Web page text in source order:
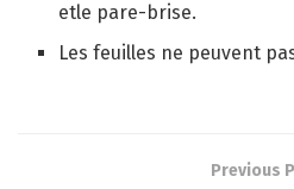
etle pare-brise.
Les feuilles ne peuvent
Previous